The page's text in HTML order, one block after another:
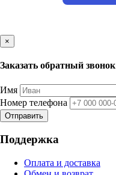
×
Заказать обратный звонок
Имя
Номер телефона
Отправить
Поддержка
Оплата и доставка